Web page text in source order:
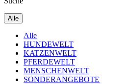
Alle
Alle
HUNDEWELT
KATZENWELT
PFERDEWELT
MENSCHENWELT
SONDERANGEBOTE